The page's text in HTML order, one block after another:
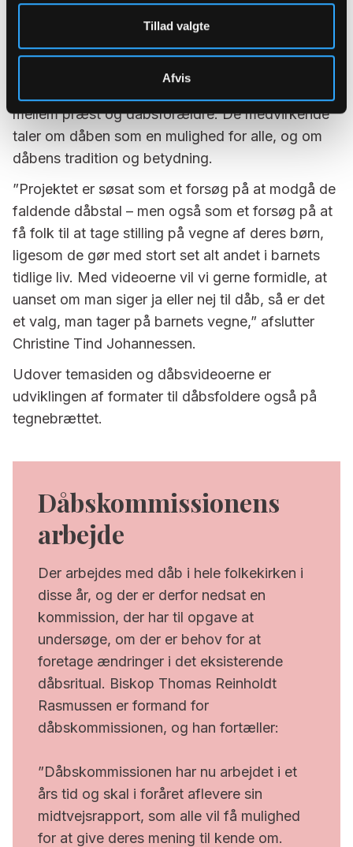
Tillad valgte
Afvis
Selv om materialet også berører voksendåb og
konfirmationsdåb, er fokus i videoerne dåb blandt
de mindste, og som seer bliver man taget med ind
mellem præst og dåbsforældre. De medvirkende
taler om dåben som en mulighed for alle, og om
dåbens tradition og betydning.
”Projektet er søsat som et forsøg på at modgå de
faldende dåbstal – men også som et forsøg på at
få folk til at tage stilling på vegne af deres børn,
ligesom de gør med stort set alt andet i barnets
tidlige liv. Med videoerne vil vi gerne formidle, at
uanset om man siger ja eller nej til dåb, så er det
et valg, man tager på barnets vegne,” afslutter
Christine Tind Johannessen.
Udover temasiden og dåbsvideoerne er
udviklingen af formater til dåbsfoldere også på
tegnebrættet.
Dåbskommissionens
arbejde
Der arbejdes med dåb i hele folkekirken i
disse år, og der er derfor nedsat en
kommission, der har til opgave at
undersøge, om der er behov for at
foretage ændringer i det eksisterende
dåbsritual. Biskop Thomas Reinholdt
Rasmussen er formand for
dåbskommissionen, og han fortæller:
”Dåbskommissionen har nu arbejdet i et
års tid og skal i foråret aflevere sin
midtvejsrapport, som alle vil få mulighed
for at give deres mening til kende om.